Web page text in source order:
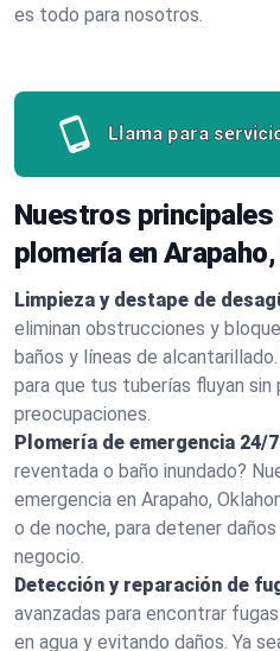
es todo para nosotros.
Llama para
Nuestros
plomería en Arapaho,
Limpieza y destape de
eliminan obstrucciones y
baños y líneas de
para que tus tuberías fluyan sin
preocupaciones.
Plomería de emergencia 24/
reventada o baño inundado?
emergencia en Arapaho,
o de noche, para detener
negocio.
Detección y reparación de
avanzadas para encontrar
en agua y evitando daños. Ya